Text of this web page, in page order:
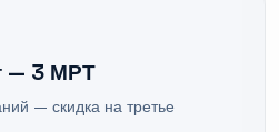
— 3 МРТ
— скидка на третье